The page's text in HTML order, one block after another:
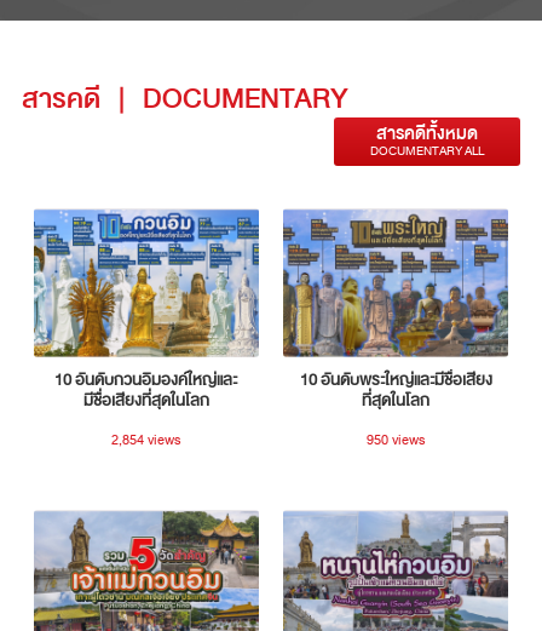
สารคดี | DOCUMENTARY
สารคดีทั้งหมด
DOCUMENTARY ALL
10 อันดับกวนอิมองค์ใหญ่และ
มีชื่อเสียงที่สุดในโลก
2,854 views
10 อันดับพระใหญ่และมีชื่อเสียง
ที่สุดในโลก
950 views